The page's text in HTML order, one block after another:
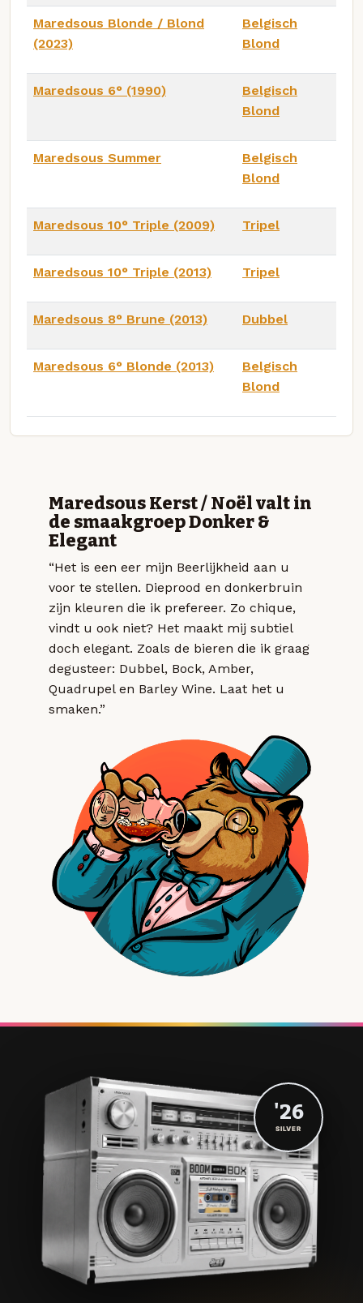
Maredsous Blonde / Blond
(2023)
Belgisch
Blond
Maredsous 6° (1990)
Belgisch
Blond
Maredsous Summer
Belgisch
Blond
Maredsous 10° Triple (2009) Tripel
Maredsous 10° Triple (2013) Tripel
Maredsous 8° Brune (2013) Dubbel
Maredsous 6° Blonde (2013)
Belgisch
Blond
Maredsous Kerst / Noël valt in
de smaakgroep Donker &
Elegant
“Het is een eer mijn Beerlijkheid aan u
voor te stellen. Dieprood en donkerbruin
zijn kleuren die ik prefereer. Zo chique,
vindt u ook niet? Het maakt mij subtiel
doch elegant. Zoals de bieren die ik graag
degusteer: Dubbel, Bock, Amber,
Quadrupel en Barley Wine. Laat het u
smaken.”
'26
SILVER